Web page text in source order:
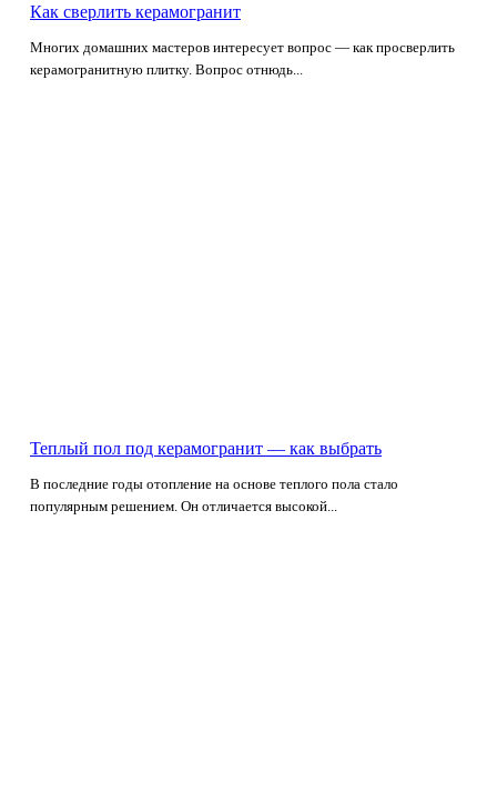
Как сверлить керамогранит
Многих домашних мастеров интересует вопрос — как просверлить
керамогранитную плитку. Вопрос отнюдь...
Теплый пол под керамогранит — как выбрать
В последние годы отопление на основе теплого пола стало
популярным решением. Он отличается высокой...